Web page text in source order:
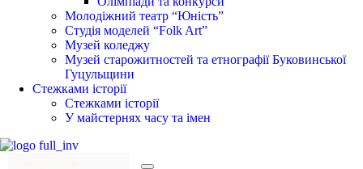
Молодіжний театр “Юність”
Студія моделей “Folk Art”
Музей коледжу
Музей старожитностей та етнографії Буковинської
Гуцульщини
Стежками історії
Стежками історії
У майстернях часу та імен